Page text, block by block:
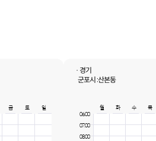
금 토
일
· 경기
군포시 :산본동
월 화 수 목
06:00
07:00
08:00